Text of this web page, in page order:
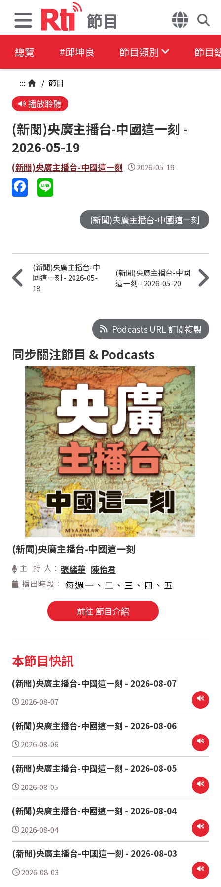
節目
總覽 #邱坤良 節目類別 節目
::: / 節目
播放聆聽
(新聞)央廣主播台-中國這一刻 -
2026-05-19
(新聞)央廣主播台-中國這一刻 2026-05-19
(新聞)央廣主播台-中國這一刻
(新聞)央廣主播台-中
國這一刻 - 2026-05-
18
(新聞)央廣主播台-中國
這一刻 - 2026-05-20
Podcasts URL 訂閱複製
同步關注節目 & Podcasts
(新聞)央廣主播台-中國這一刻
主 持 人： 張緒華 陳怡君
播出時段： 每週一、二、三、四、五
前往 節目介紹
本節目快訊
(新聞)央廣主播台-中國這一刻 - 2026-08-07
2026-08-07
(新聞)央廣主播台-中國這一刻 - 2026-08-06
2026-08-06
(新聞)央廣主播台-中國這一刻 - 2026-08-05
2026-08-05
(新聞)央廣主播台-中國這一刻 - 2026-08-04
2026-08-04
(新聞)央廣主播台-中國這一刻 - 2026-08-03
2026-08-03